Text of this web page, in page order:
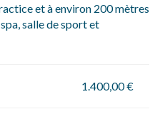
et à environ 200 mètres
salle de sport et
1.400,00 €